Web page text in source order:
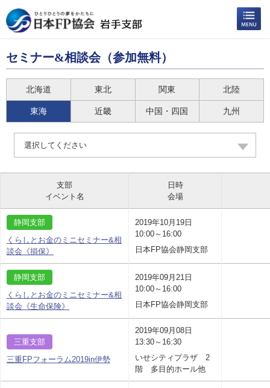
セミナー&相談会（参加無料）
北海道 東北 関東 北陸
東海 近畿 中国・四国 九州
選択してください
支部
イベント名
日時
会場
静岡支部
くらしとお金のミニセミナー&相
談会《損保》
2019年10月19日
10:00～16:00
日本FP協会静岡支部
静岡支部
くらしとお金のミニセミナー&相
談会《生命保険》
2019年09月21日
10:00～16:00
日本FP協会静岡支部
三重支部
三重FPフォーラム2019in伊勢
2019年09月08日
13:30～16:30
いせシティプラザ 2
階 多目的ホール他